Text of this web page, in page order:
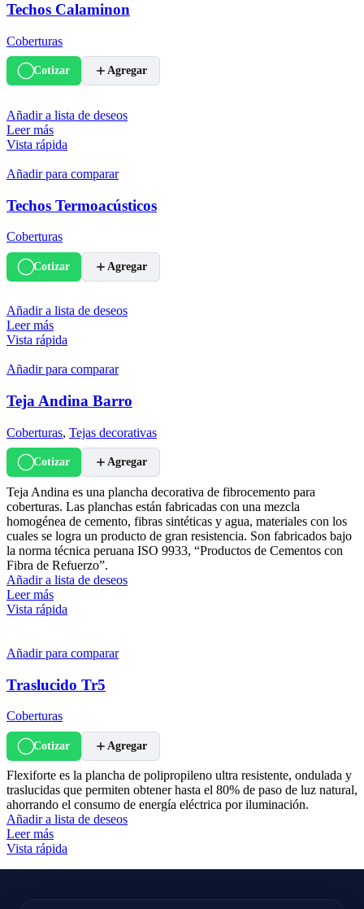
Techos Calaminon
Coberturas
Cotizar Agregar
Añadir a lista de deseos
Leer más
Vista rápida
Añadir para comparar
Techos Termoacústicos
Coberturas
Cotizar Agregar
Añadir a lista de deseos
Leer más
Vista rápida
Añadir para comparar
Teja Andina Barro
Coberturas, Tejas decorativas
Cotizar Agregar
Teja Andina es una plancha decorativa de fibrocemento para
coberturas. Las planchas están fabricadas con una mezcla
homogénea de cemento, fibras sintéticas y agua, materiales con los
cuales se logra un producto de gran resistencia. Son fabricados bajo
la norma técnica peruana ISO 9933, “Productos de Cementos con
Fibra de Refuerzo”.
Añadir a lista de deseos
Leer más
Vista rápida
Añadir para comparar
Traslucido Tr5
Coberturas
Cotizar Agregar
Flexiforte es la plancha de polipropileno ultra resistente, ondulada y
traslucidas que permiten obtener hasta el 80% de paso de luz natural,
ahorrando el consumo de energía eléctrica por iluminación.
Añadir a lista de deseos
Leer más
Vista rápida